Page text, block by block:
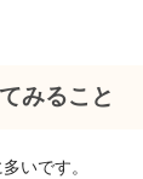
みること
いです。